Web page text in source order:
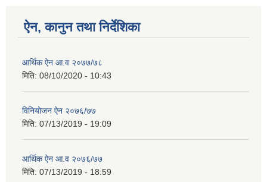
ऐन, कानुन तथा निर्देशिका
आर्थिक ऐन आ.व २०७७/७८
मिति: 08/10/2020 - 10:43
विनियोजन ऐन २०७६/७७
मिति: 07/13/2019 - 19:09
आर्थिक ऐन आ.व २०७६/७७
मिति: 07/13/2019 - 18:59